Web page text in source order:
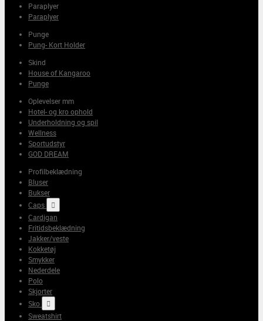
Paraplyer
Paraplyer
Punge
Pung- Kort Holder
Skind
House of Kangaroo
Punge
Oplevelser mm
Hotel- og kro ophold
Underholdning og spil
Wellness
Sportudstyr
GOD DREAM
Profilbeklædning
Bluser
Bukser
Caps

Cardigan
Fritidsbeklædning
Jakker/veste
Kokketøj
Smykker
Nederdele
Polo
Skjorter
Sko

Sweatshirt